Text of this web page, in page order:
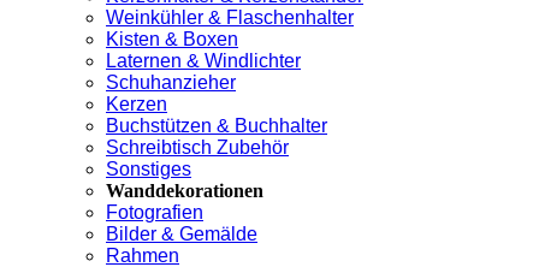
Weinkühler & Flaschenhalter
Kisten & Boxen
Laternen & Windlichter
Schuhanzieher
Kerzen
Buchstützen & Buchhalter
Schreibtisch Zubehör
Sonstiges
Wanddekorationen
Fotografien
Bilder & Gemälde
Rahmen